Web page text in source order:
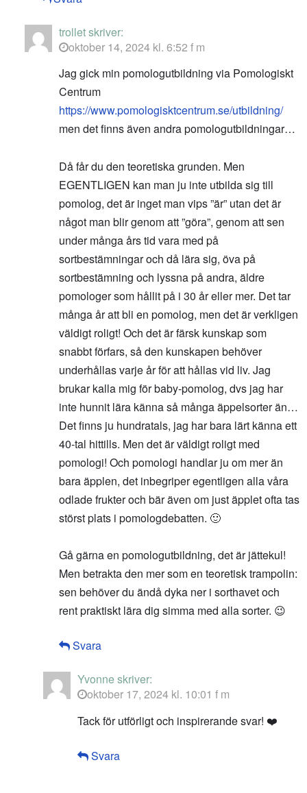
trolletskriver:
oktober 14, 2024 kl. 6:52 f m
Jag gick min pomologutbildning via Pomologiskt
Centrum
https://www.pomologisktcentrum.se/utbildning/
men det finns även andra pomologutbildningar…
Då får du den teoretiska grunden. Men
EGENTLIGEN kan man ju inte utbilda sig till
pomolog, det är inget man vips ”är” utan det är
något man blir genom att ”göra”, genom att sen
under många års tid vara med på
sortbestämningar och då lära sig, öva på
sortbestämning och lyssna på andra, äldre
pomologer som hållit på i 30 år eller mer. Det tar
många år att bli en pomolog, men det är verkligen
väldigt roligt! Och det är färsk kunskap som
snabbt förfars, så den kunskapen behöver
underhållas varje år för att hållas vid liv. Jag
brukar kalla mig för baby-pomolog, dvs jag har
inte hunnit lära känna så många äppelsorter än…
Det finns ju hundratals, jag har bara lärt känna ett
40-tal hittills. Men det är väldigt roligt med
pomologi! Och pomologi handlar ju om mer än
bara äpplen, det inbegriper egentligen alla våra
odlade frukter och bär även om just äpplet ofta tas
störst plats i pomologdebatten. 🙂
Gå gärna en pomologutbildning, det är jättekul!
Men betrakta den mer som en teoretisk trampolin:
sen behöver du ändå dyka ner i sorthavet och
rent praktiskt lära dig simma med alla sorter. 😉
Svara
Yvonneskriver:
oktober 17, 2024 kl. 10:01 f m
Tack för utförligt och inspirerande svar! ❤️
Svara